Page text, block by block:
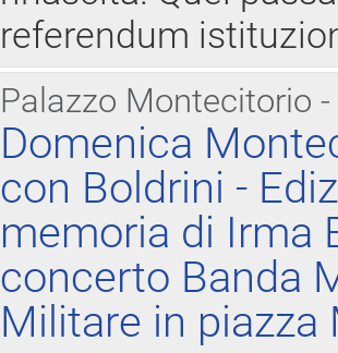
referendum
Palazzo Montecitorio
Domenica
con Boldrini -
memoria di Irma
concerto Banda
Militare in